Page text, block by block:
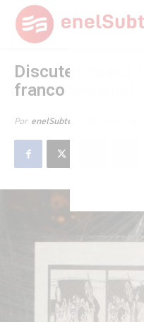
Discuten nuevo
franco semanal
Por enelSubte